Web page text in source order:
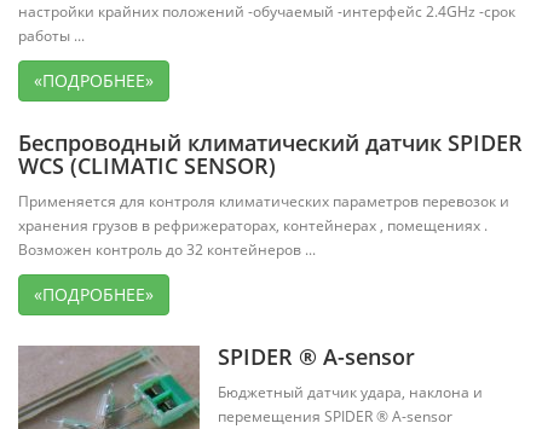
настройки крайних положений -обучаемый -интерфейс 2.4GHz -срок
работы ...
«ПОДРОБНЕЕ»
Беспроводный климатический датчик SPIDER
WCS (CLIMATIC SENSOR)
Применяется для контроля климатических параметров перевозок и
хранения грузов в рефрижераторах, контейнерах , помещениях .
Возможен контроль до 32 контейнеров ...
«ПОДРОБНЕЕ»
SPIDER ® A-sensor
Бюджетный датчик удара, наклона и
перемещения SPIDER ® A-sensor